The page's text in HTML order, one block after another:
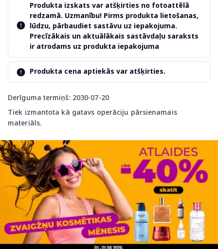
Derīguma termiņš: 2030-07-20
Tiek izmantota kā gatavs operāciju pārsienamais
materiāls.
Produkta izskats var atšķirties no fotoattēlā
redzamā. Uzmanību! Pirms produkta lietošanas,
lūdzu, pārbaudiet sastāvu uz iepakojuma.
Precīzākais un aktuālākais sastāvdaļu saraksts
ir atrodams uz produkta iepakojuma
Produkta cena aptiekās var atšķirties.